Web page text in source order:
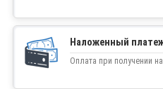
Наложенный
Оплата при получении